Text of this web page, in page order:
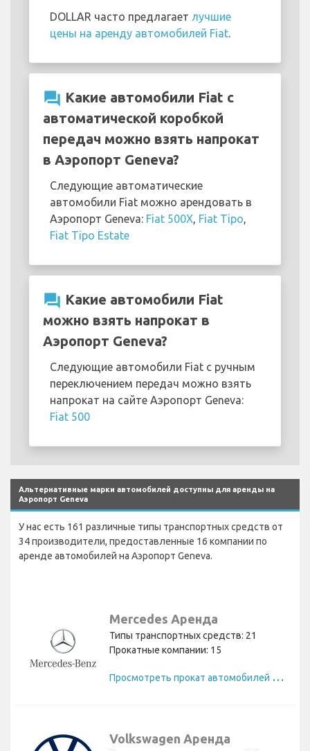
DOLLAR часто предлагает лучшие
цены на аренду автомобилей Fiat.
question_answer Какие автомобили Fiat с
автоматической коробкой
передач можно взять напрокат
в Аэропорт Geneva?
Следующие автоматические
автомобили Fiat можно арендовать в
Аэропорт Geneva: Fiat 500X, Fiat Tipo,
Fiat Tipo Estate
question_answer Какие автомобили Fiat
можно взять напрокат в
Аэропорт Geneva?
Следующие автомобили Fiat с ручным
переключением передач можно взять
напрокат на сайте Аэропорт Geneva:
Fiat 500
Альтернативные марки автомобилей доступны для аренды на
Аэропорт Geneva
У нас есть 161 различные типы транспортных средств от
34 производители, предоставленные 16 компании по
аренде автомобилей на Аэропорт Geneva.
Mercedes Аренда
Типы транспортных средств: 21
Прокатные компании: 15
П
росмотреть прокат автомобилей Mercedes
Volkswagen Аренда